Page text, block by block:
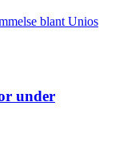
blant Unios
under